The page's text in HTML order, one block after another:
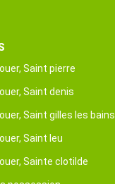
Saint pierre
Saint denis
Saint gilles les bains
Saint leu
Sainte clotilde